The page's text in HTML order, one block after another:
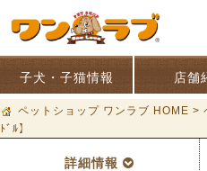
子犬・子猫情報 店舗
ペットショップ ワンラブ HOME >
ﾄﾞﾙ】
詳細情報